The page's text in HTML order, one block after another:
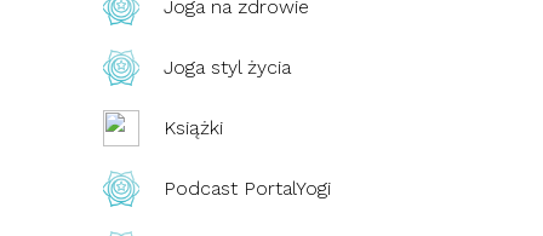
Joga na zdrowie
Joga styl życia
Książki
Podcast PortalYogi